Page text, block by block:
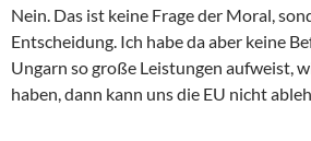
Nein. Das ist keine Frage der Moral,
Entscheidung. Ich habe da aber keine
Ungarn so große Leistungen aufweist,
haben, dann kann uns die EU nicht